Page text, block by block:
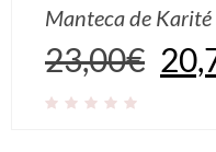
Manteca de Karité
23,00€